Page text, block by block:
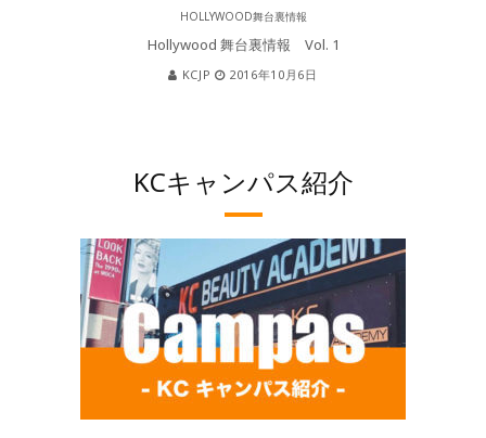
HOLLYWOOD舞台裏情報
Hollywood 舞台裏情報 Vol. 1
KCJP 2016年10月6日
KCキャンパス紹介